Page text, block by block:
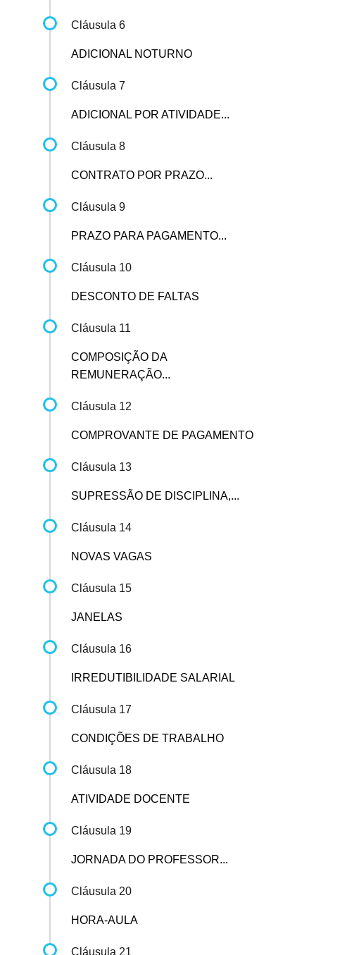
Cláusula 6
ADICIONAL NOTURNO
Cláusula 7
ADICIONAL POR ATIVIDADE...
Cláusula 8
CONTRATO POR PRAZO...
Cláusula 9
PRAZO PARA PAGAMENTO...
Cláusula 10
DESCONTO DE FALTAS
Cláusula 11
COMPOSIÇÃO DA
REMUNERAÇÃO...
Cláusula 12
COMPROVANTE DE PAGAMENTO
Cláusula 13
SUPRESSÃO DE DISCIPLINA,...
Cláusula 14
NOVAS VAGAS
Cláusula 15
JANELAS
Cláusula 16
IRREDUTIBILIDADE SALARIAL
Cláusula 17
CONDIÇÕES DE TRABALHO
Cláusula 18
ATIVIDADE DOCENTE
Cláusula 19
JORNADA DO PROFESSOR...
Cláusula 20
HORA-AULA
Cláusula 21